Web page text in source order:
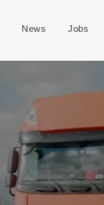
News Jobs